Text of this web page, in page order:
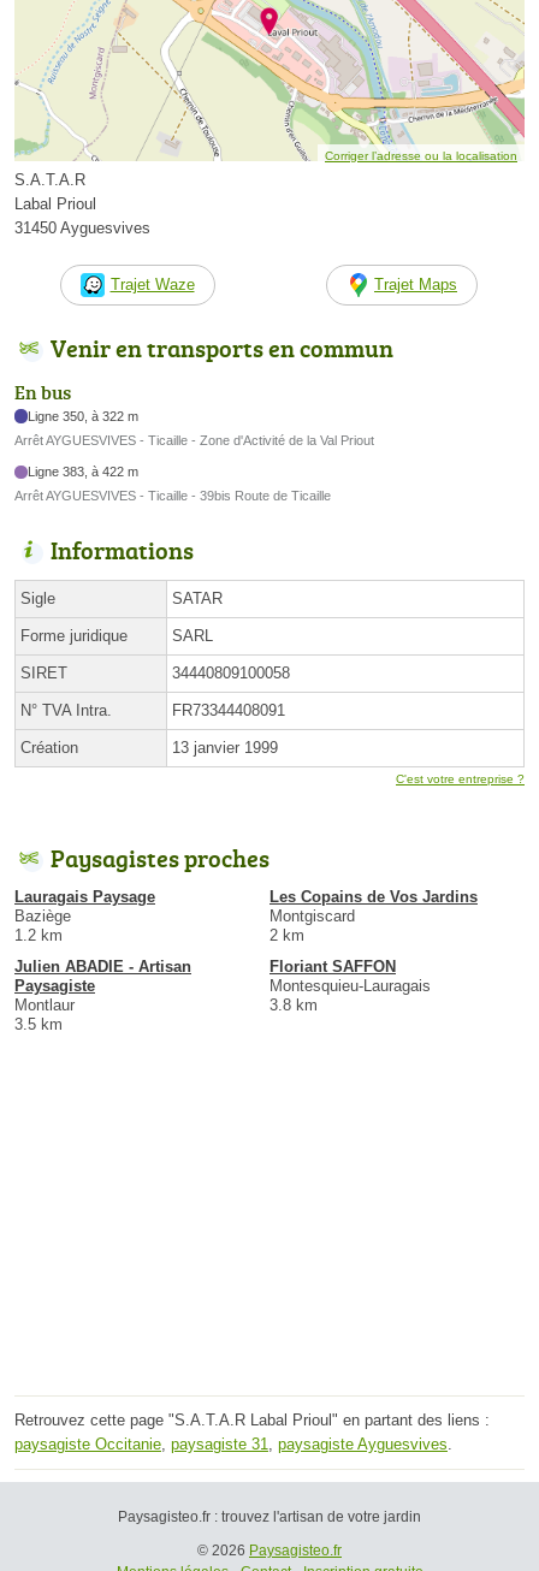
Corriger l’adresse ou la localisation
S.A.T.A.R
Labal Prioul
31450 Ayguesvives
Trajet Waze Trajet Maps
Venir en transports en commun
En bus
Ligne 350, à 322 m
Arrêt AYGUESVIVES - Ticaille - Zone d'Activité de la Val Priout
Ligne 383, à 422 m
Arrêt AYGUESVIVES - Ticaille - 39bis Route de Ticaille
Informations
Sigle SATAR
Forme juridique SARL
SIRET 34440809100058
N° TVA Intra. FR73344408091
Création 13 janvier 1999
C'est votre entreprise ?
Paysagistes proches
Lauragais Paysage
Baziège
1.2 km
Les Copains de Vos Jardins
Montgiscard
2 km
Julien ABADIE - Artisan
Paysagiste
Montlaur
3.5 km
Floriant SAFFON
Montesquieu-Lauragais
3.8 km
Retrouvez cette page "S.A.T.A.R Labal Prioul" en partant des liens :
paysagiste Occitanie, paysagiste 31, paysagiste Ayguesvives.
Paysagisteo.fr : trouvez l'artisan de votre jardin
© 2026 Paysagisteo.fr